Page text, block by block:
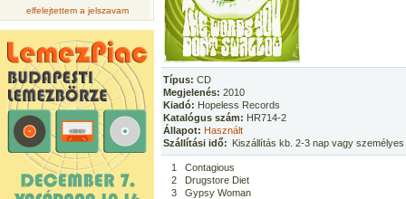
elfelejtettem a jelszavam
Típus: CD
Megjelenés: 2010
Kiadó: Hopeless Records
Katalógus szám: HR714-2
Állapot: Használt
Szállítási idő: Kiszállítás kb. 2-3 nap vagy
1
Contagious
2
Drugstore Diet
3
Gypsy Woman